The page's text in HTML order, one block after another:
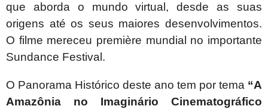
que aborda o mundo virtual, desde as suas
origens até os seus maiores desenvolvimentos.
O filme mereceu première mundial no importante
Sundance Festival.
O Panorama Histórico deste ano tem por tema “A
Amazônia no Imaginário Cinematográfico